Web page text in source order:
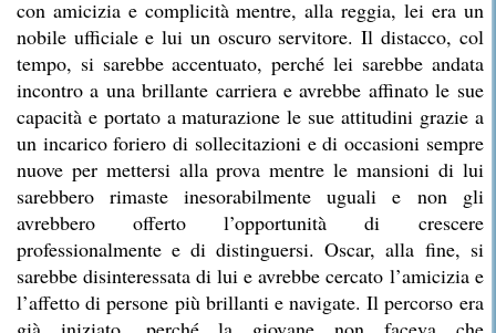
con amicizia e complicità mentre, alla reggia, lei era un
nobile ufficiale e lui un oscuro servitore. Il distacco, col
tempo, si sarebbe accentuato, perché lei sarebbe andata
incontro a una brillante carriera e avrebbe affinato le sue
capacità e portato a maturazione le sue attitudini grazie a
un incarico foriero di sollecitazioni e di occasioni sempre
nuove per mettersi alla prova mentre le mansioni di lui
sarebbero rimaste inesorabilmente uguali e non gli
avrebbero offerto l’opportunità di crescere
professionalmente e di distinguersi. Oscar, alla fine, si
sarebbe disinteressata di lui e avrebbe cercato l’amicizia e
l’affetto di persone più brillanti e navigate. Il percorso era